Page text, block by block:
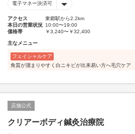
電子マネー決済可
アクセス
東郷駅から2.2km
本日の営業状況 10:00〜19:00
価格帯
￥3,240〜￥32,400
主なメニュー
フェイシャルケア
角質が溜まりやすく白ニキビが出来易い方へ毛穴ケア
店舗公式
クリアーボディ鍼灸治療院